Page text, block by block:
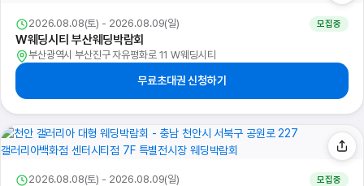
2026.08.08(토) - 2026.08.09(일) 모집중
W웨딩시티 부산웨딩박람회
부산광역시 부산진구 자유평화로 11 W웨딩시티
무료초대권 신청하기
2026.08.08(토) - 2026.08.09(일) 모집중